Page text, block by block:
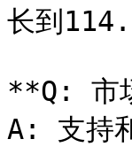
长到
**Q: 市
A: 支持